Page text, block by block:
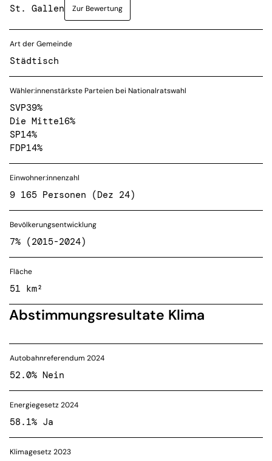
St. Gallen Zur Bewertung
Art der Gemeinde
Städtisch
Wähler:innenstärkste Parteien bei Nationalratswahl
SVP39%
Die Mitte16%
SP14%
FDP14%
Einwohner:innenzahl
9 165 Personen (Dez 24)
Bevölkerungsentwicklung
7% (2015-2024)
Fläche
51 km²
Abstimmungsresultate Klima
Autobahnreferendum 2024
52.0% Nein
Energiegesetz 2024
58.1% Ja
Klimagesetz 2023